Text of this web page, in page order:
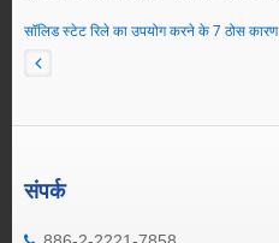
सॉलिड स्टेट रिले का उपयोग करने के 7 ठोस कारण
संपर्क